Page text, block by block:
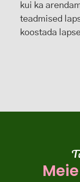
kui ka
teadmised
koostada